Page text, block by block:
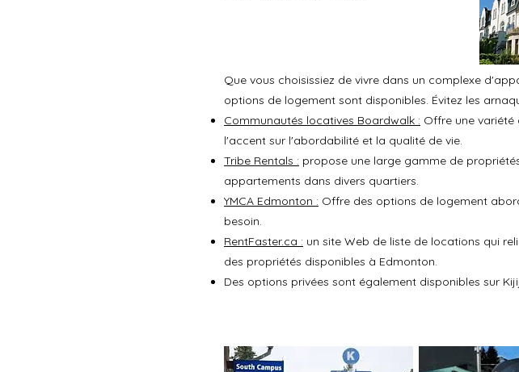
Que vous choisissiez de vivre dans un complexe
options de logement sont disponibles. Évitez les
Communautés locatives Boardwalk : Offre une
l'accent sur l'abordabilité et la qualité de vie.
Tribe Rentals : propose une large gamme de
appartements dans divers quartiers.
YMCA Edmonton : Offre des options de logement
besoin.
RentFaster.ca : un site Web de liste de locations qui
des propriétés disponibles à Edmonton.
Des options privées sont également disponibles sur